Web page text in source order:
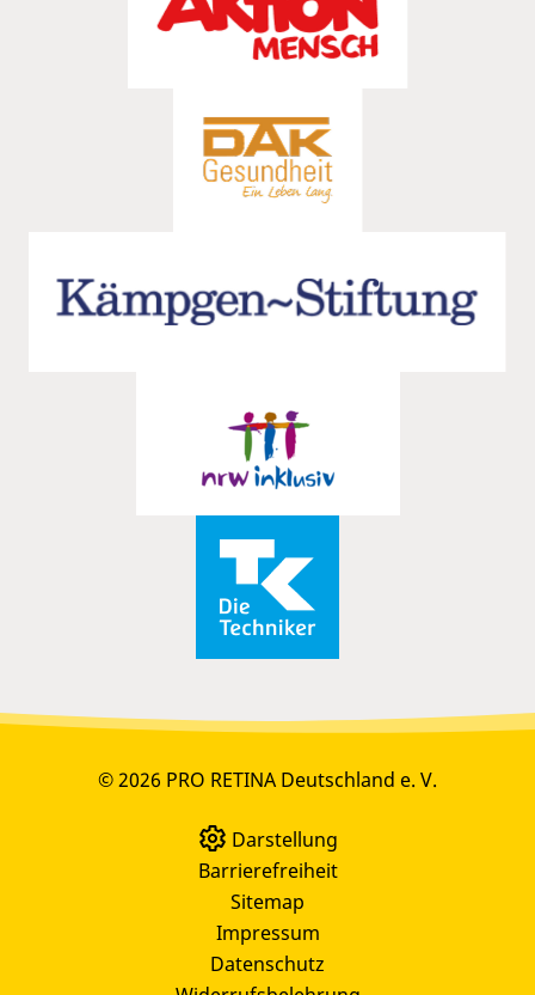
© 2026 PRO RETINA Deutschland e. V.
Darstellung
Barrierefreiheit
Sitemap
Impressum
Datenschutz